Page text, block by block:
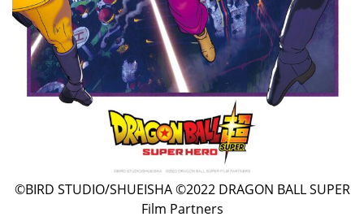
©BIRD STUDIO/SHUEISHA ©2022 DRAGON BALL SUPER
Film Partners